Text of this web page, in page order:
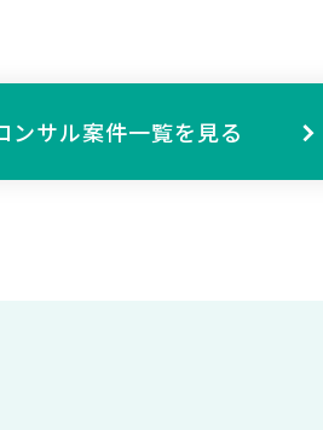
ンサル案件一覧を見る